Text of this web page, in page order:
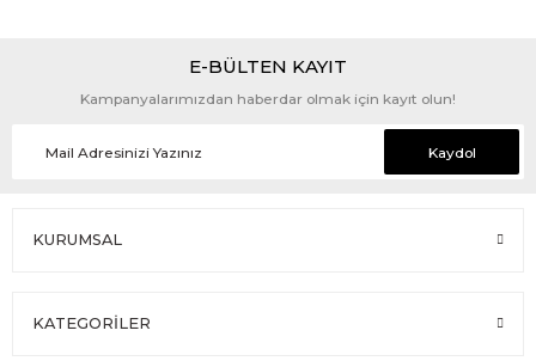
E-BÜLTEN KAYIT
Kampanyalarımızdan haberdar olmak için kayıt olun!
Kaydol
KURUMSAL
KATEGORİLER